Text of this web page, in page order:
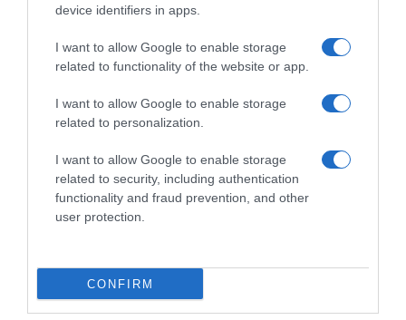
device identifiers in apps.
I want to allow Google to enable storage
related to functionality of the website or app.
I want to allow Google to enable storage
related to personalization.
I want to allow Google to enable storage
related to security, including authentication
functionality and fraud prevention, and other
user protection.
CONFIRM
Descripción del producto
Compra Agua Mineral Natural Botella Tapón Sport
33 Cl de la marca FONT VELLA en la sección de
AGUAS ¡Beber agua ahora es más divertido!
Apúntate a la fiesta de la hidratación de los más
peques con las botellas tapón infantil de la
Vella Un agua equilibrada intacta y libre de
impurezas. Font Vella es un agua indicada para la
preparación de alimentos infantiles y dietas